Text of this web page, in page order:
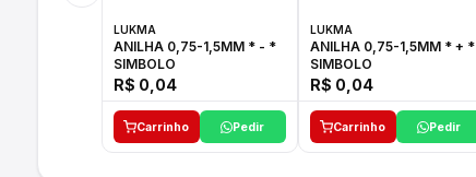
LUKMA
ANILHA 0,75-1,5MM * - *
SIMBOLO
R$ 0,04
Carrinho Pedir
LUKMA
ANILHA 0,75-1,5MM * + *
SIMBOLO
R$ 0,04
Carrinho Pedir